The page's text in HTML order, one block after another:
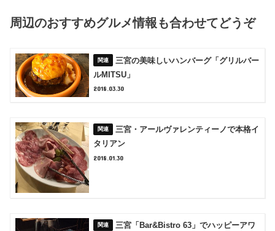
周辺のおすすめグルメ情報も合わせてどうぞ
三宮の美味しいハンバーグ「グリルバー
ルMITSU」
2018.03.30
三宮・アールヴァレンティーノで本格イ
タリアン
2018.01.30
三宮「Bar&Bistro 63」でハッピーアワ